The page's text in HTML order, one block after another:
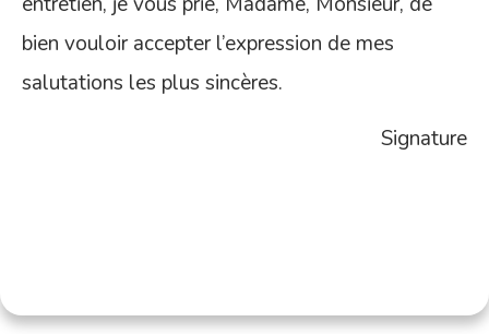
bien vouloir accepter l’expression de mes
salutations les plus sincères.
Signature